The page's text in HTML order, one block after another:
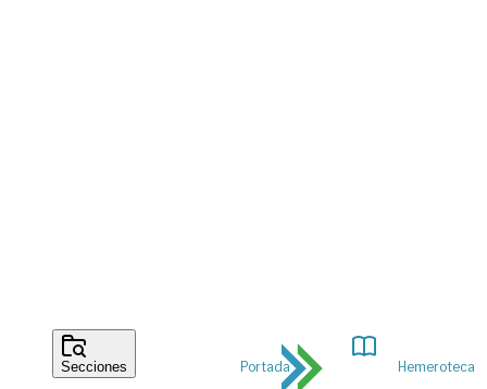
Secciones Portada Hemeroteca